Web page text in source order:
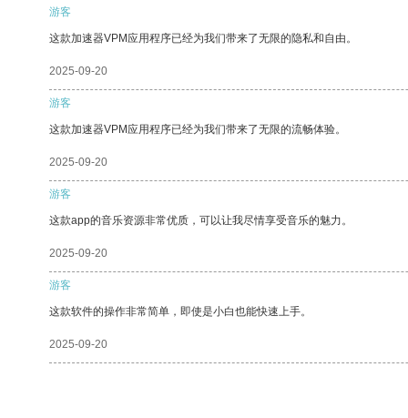
游客
这款加速器VPM应用程序已经为我们带来了无限的隐私和自由。
2025-09-20
游客
这款加速器VPM应用程序已经为我们带来了无限的流畅体验。
2025-09-20
游客
这款app的音乐资源非常优质，可以让我尽情享受音乐的魅力。
2025-09-20
游客
这款软件的操作非常简单，即使是小白也能快速上手。
2025-09-20